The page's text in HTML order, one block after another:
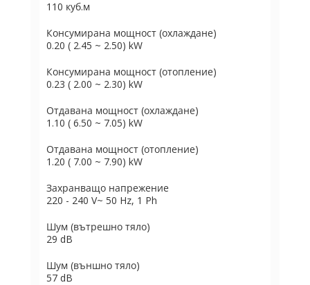
110 куб.м
Консумирана мощност (охлаждане)
0.20 ( 2.45 ~ 2.50) kW
Консумирана мощност (отопление)
0.23 ( 2.00 ~ 2.30) kW
Отдавана мощност (охлаждане)
1.10 ( 6.50 ~ 7.05) kW
Отдавана мощност (отопление)
1.20 ( 7.00 ~ 7.90) kW
Захранващо напрежение
220 - 240 V~ 50 Hz, 1 Ph
Шум (вътрешно тяло)
29 dB
Шум (външно тяло)
57 dB